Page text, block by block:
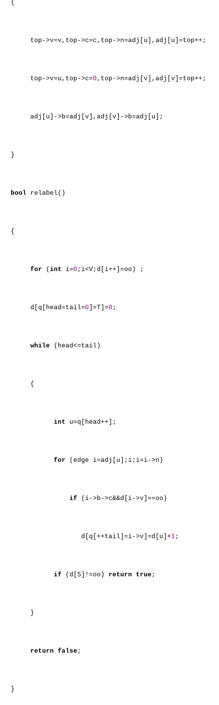
{
top->v=v,top->c=c,top->n=adj[u],adj[u]=top++;
top->v=u,top->c=0 ,top->n=adj[v],adj[v]=top++;
adj[u]->b=adj[v],adj[v]->b=adj[u];
}
bool relabel()
{
for ( int i=0 ;i<V;d[i++]=oo) ;
d[q[head=tail=0 ]=T]=0 ;
while (head<=tail)
{
int u=q[head++];
for (edge i=adj[u];i;i=i->n)
if (i->b->c&&d[i->v]==oo)
d[q[++tail]=i->v]=d[u]+1;
if (d[S]!=oo) return true;
}
return false;
}